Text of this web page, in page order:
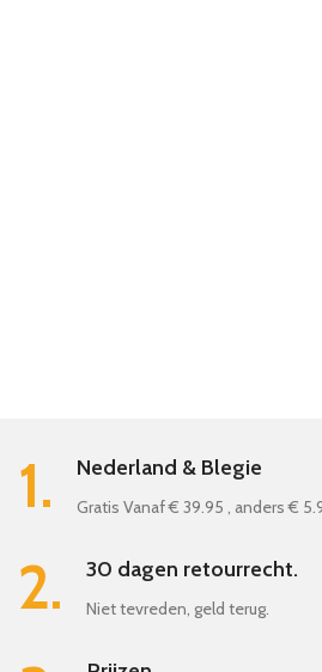
1. Nederland & Blegie
Gratis Vanaf € 39.95 , anders €
2. 30 dagen retourrecht.
Niet tevreden, geld terug.